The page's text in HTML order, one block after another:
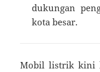
dukungan
kota besar.
Mobil listrik kini